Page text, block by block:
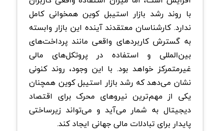
با روند رشد بازار استیبل کوین همخوانی کامل
ندارد. کارشناسان معتقدند آینده این بازار وابسته
به گسترش کاربردهای واقعی مانند پرداخت‌های
بین‌المللی و استفاده در پروتکل‌های مالی
غیرمتمرکز خواهد بود. با این وجود، روند کنونی
نشان می‌دهد که رشد بازار استیبل کوین همچنان
یکی از مهم‌ترین نیروهای محرک برای اقتصاد
دیجیتال به شمار می‌آید و می‌تواند زیرساختی
پایدار برای تبادلات مالی جهانی ایجاد کند.